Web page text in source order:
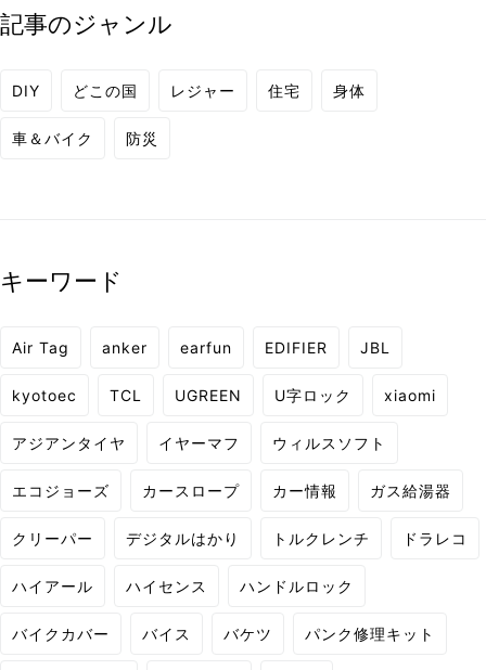
記事のジャンル
DIY どこの国 レジャー 住宅 身体
車＆バイク 防災
キーワード
Air Tag anker earfun EDIFIER JBL
kyotoec TCL UGREEN U字ロック xiaomi
アジアンタイヤ イヤーマフ ウィルスソフト
エコジョーズ カースロープ カー情報 ガス給湯器
クリーパー デジタルはかり トルクレンチ ドラレコ
ハイアール ハイセンス ハンドルロック
バイクカバー バイス バケツ パンク修理キット